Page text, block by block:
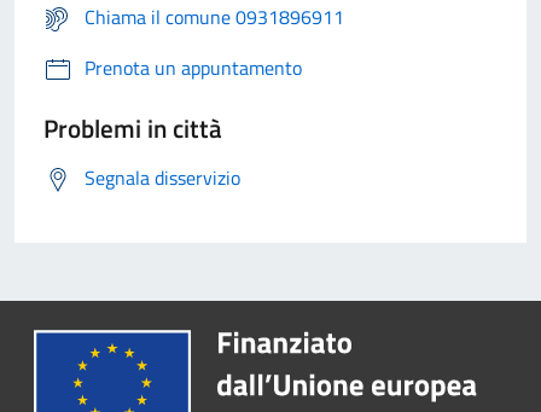
Chiama il comune 0931896911
Prenota un appuntamento
Problemi in città
Segnala disservizio